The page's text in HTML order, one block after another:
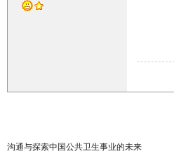
沟通与探索中国公共卫生事业的未来